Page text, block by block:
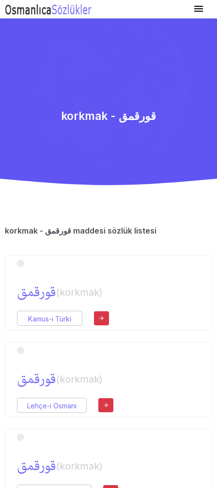
korkmak - قورقمق
korkmak - قورقمق maddesi sözlük listesi
قورقمق(korkmak)
Kamus-ı Türki
قورقمق(korkmak)
Lehçe-i Osmani
قورقمق(korkmak)